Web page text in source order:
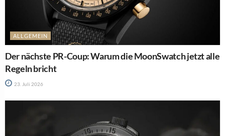
ALLGEMEIN
Der nächste PR-Coup: Warum die MoonSwatch jetzt alle
Regeln bricht
23. Juli 2026